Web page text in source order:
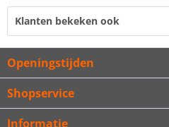
Klanten bekeken ook
Openingstijden
Shopservice
Informatie